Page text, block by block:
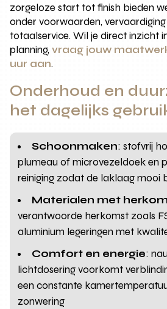
zorgeloze start tot finish bieden
onder voorwaarden,
totaalservice. Wil je direct inzicht
planning,vraag jouw
uur aan.
Onderhoud en
het dagelijks
Schoonmaken: stofvrij
plumeau of microvezeldoek en
reiniging zodat de laklaag mooi
Materialen met
verantwoorde herkomst zoals
aluminium legeringen met
Comfort en energie:
lichtdosering voorkomt
een constante
zonwering